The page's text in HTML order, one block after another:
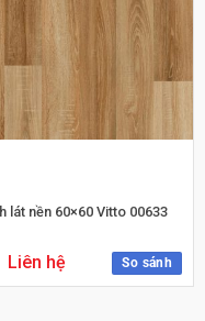
So sánh
lát nền 60×60 Vitto 00633
Liên hệ